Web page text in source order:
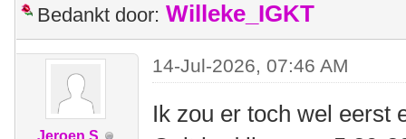
Bedankt door: Willeke_IGKT
Jeroen S
14-Jul-2026, 07:46 AM
Ik zou er toch wel eerst